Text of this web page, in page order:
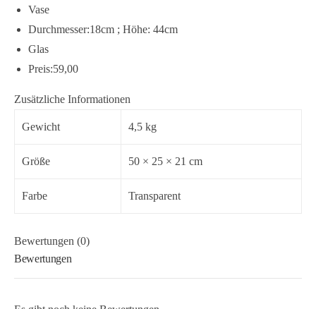
Vase
Durchmesser:18cm ; Höhe: 44cm
Glas
Preis:59,00
Zusätzliche Informationen
Gewicht 4,5 kg
Größe 50 × 25 × 21 cm
Farbe Transparent
Bewertungen (0)
Bewertungen